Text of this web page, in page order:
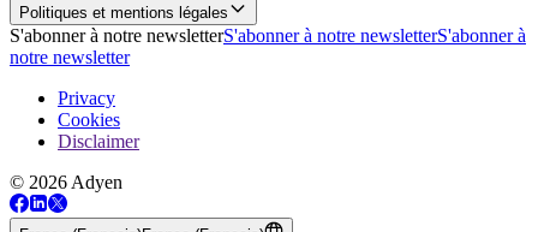
Politiques et mentions légales
S'abonner à notre newsletterS'abonner à notre newsletterS'abonner à
notre newsletter
Privacy
Cookies
Disclaimer
© 2026 Adyen